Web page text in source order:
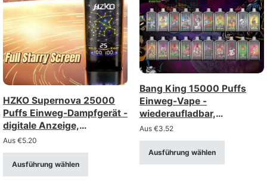
HZKO Supernova 25000
Puffs Einweg-Dampfgerät -
digitale Anzeige,
einstellbare Luftstrom,
Mesh-Spule
Aus €5.20
Ausführung wählen
Bang King 15000 Puffs
Einweg-Vape -
wiederaufladbar,
einstellbarer Luftstrom
Aus €3.52
Ausführung wählen